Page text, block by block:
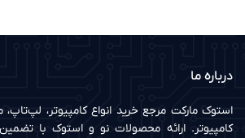
درباره ما
استوک مارکت مرجع خرید انواع کامپیوتر،
کامپیوتر. ارائه محصولات نو و استوک با